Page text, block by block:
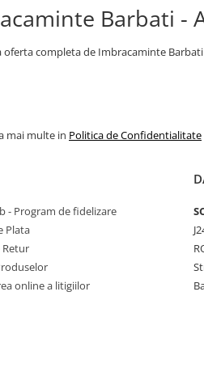
Barbati -
oferta completa de Imbracaminte
mai multe in Politica de Confidentialitate
- Program de fidelizare
Plata
Retur
online a litigiilor